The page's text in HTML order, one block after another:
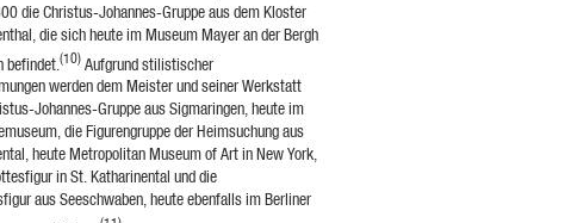
die Christus-Johannes-Gruppe aus dem Kloster
die sich heute im Museum Mayer an der Bergh
befindet.(10) Aufgrund stilistischer
werden dem Meister und seiner Werkstatt
Johannes-Gruppe aus Sigmaringen, heute im
die Figurengruppe der Heimsuchung aus
heute Metropolitan Museum of Art in New York,
in St. Katharinental und die
aus Seeschwaben, heute ebenfalls im Berliner